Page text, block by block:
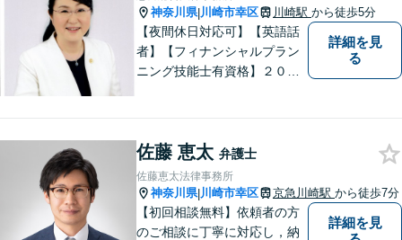
神奈川県|川崎市幸区 川崎駅 から徒歩5分
【夜間休日対応可】【英語話
者】【フィナンシャルプラン
ニング技能士有資格】２０年
ております。
詳細を見
る
佐藤 恵太 弁護士
佐藤恵太法律事務所
神奈川県|川崎市幸区 京急川崎駅 から徒歩7分
【初回相談無料】依頼者の方
のご相談に丁寧に対応し，納
詳細を見